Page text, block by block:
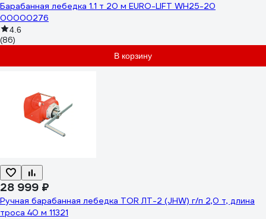
Барабанная лебедка 1.1 т 20 м EURO-LIFT WH25-20
00000276
4.6
(86)
В корзину
28 999 ₽
Ручная барабанная лебедка TOR ЛТ-2 (JHW) г/п 2,0 т, длина
троса 40 м 11321